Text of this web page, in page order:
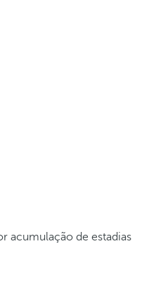
acumulação de estadias